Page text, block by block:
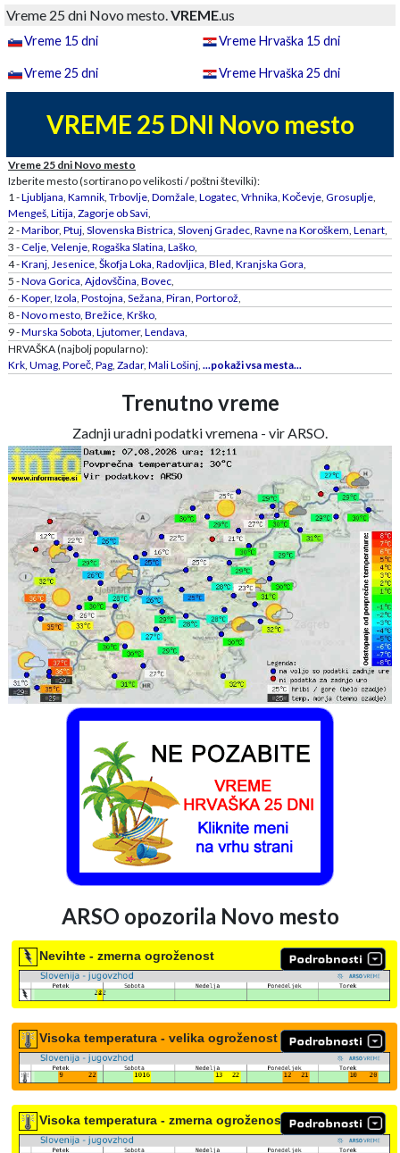
Vreme 25 dni Novo mesto.VREME.us
Vreme 15 dni Vreme Hrvaška 15 dni
Vreme 25 dni Vreme Hrvaška 25 dni
VREME 25 DNI Novo mesto
Vreme 25 dni Novo mesto
Izberite mesto (sortirano po velikosti / poštni številki):
1 -Ljubljana, Kamnik, Trbovlje, Domžale, Logatec, Vrhnika, Kočevje, Grosuplje,
Mengeš, Litija, Zagorje ob Savi,
2 -Maribor, Ptuj, Slovenska Bistrica, Slovenj Gradec, Ravne na Koroškem, Lenart,
3 -Celje, Velenje, Rogaška Slatina, Laško,
4 -Kranj, Jesenice, Škofja Loka, Radovljica, Bled, Kranjska Gora,
5 -Nova Gorica, Ajdovščina, Bovec,
6 -Koper, Izola, Postojna, Sežana, Piran, Portorož,
8 -Novo mesto, Brežice, Krško,
9 -Murska Sobota, Ljutomer, Lendava,
HRVAŠKA (najbolj popularno):
Krk, Umag, Poreč, Pag, Zadar, Mali Lošinj, ...pokaži vsa mesta...
Trenutno vreme
Zadnji uradni podatki vremena - vir ARSO.
ARSO opozorila Novo mesto
Nevihte - zmerna ogroženost
Visoka temperatura - velika ogroženost
Visoka temperatura - zmerna ogroženost